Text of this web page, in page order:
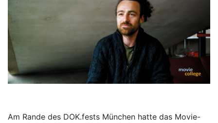
Am Rande des DOK.fests München hatte das Movie-